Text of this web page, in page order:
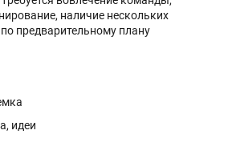
наличие нескольких
предварительному плану
идеи